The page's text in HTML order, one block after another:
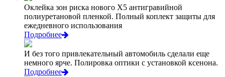
Оклейка зон риска нового Х5 антигравийной
полиуретановой пленкой. Полный коплект защиты для
ежедневного использования
Подробнее
И без того привлекательный автомобиль сделали еще
немного ярче. Полировка оптики с установкой ксенона.
Подробнее